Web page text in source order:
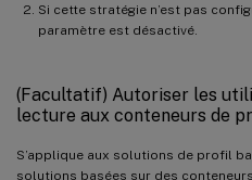
Si cette stratégie n’est pas
paramètre est désactivé.
(Facultatif) Autoriser les
lecture aux conteneurs de
S’applique aux solutions de profil
solutions basées sur des conteneurs.